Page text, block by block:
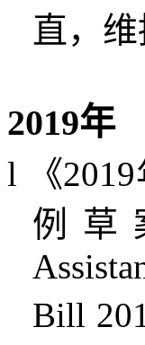
直，
2019年
l 《2019
例草
Bill